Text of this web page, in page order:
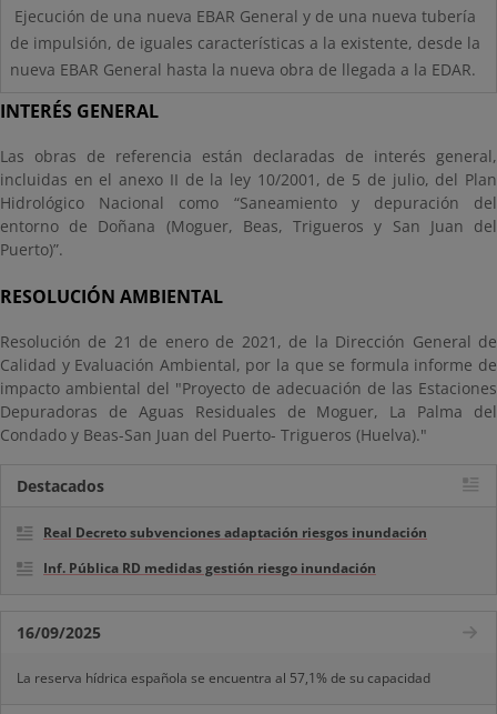
Ejecución de una nueva EBAR General y de una nueva tubería
de impulsión, de iguales características a la existente, desde la
nueva EBAR General hasta la nueva obra de llegada a la EDAR.
INTERÉS GENERAL
Las obras de referencia están declaradas de interés general,
incluidas en el anexo II de la ley 10/2001, de 5 de julio, del Plan
Hidrológico Nacional como “Saneamiento y depuración del
entorno de Doñana (Moguer, Beas, Trigueros y San Juan del
Puerto)”.
RESOLUCIÓN AMBIENTAL
Resolución de 21 de enero de 2021, de la Dirección General de
Calidad y Evaluación Ambiental, por la que se formula informe de
impacto ambiental del "Proyecto de adecuación de las Estaciones
Depuradoras de Aguas Residuales de Moguer, La Palma del
Condado y Beas-San Juan del Puerto- Trigueros (Huelva)."
Destacados
Real Decreto subvenciones adaptación riesgos inundación
Inf. Pública RD medidas gestión riesgo inundación
16/09/2025
La reserva hídrica española se encuentra al 57,1% de su capacidad